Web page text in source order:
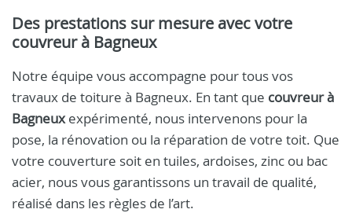
Des prestations sur mesure avec votre
couvreur à Bagneux
Notre équipe vous accompagne pour tous vos
travaux de toiture à Bagneux. En tant que couvreur à
Bagneuxexpérimenté, nous intervenons pour la
pose, la rénovation ou la réparation de votre toit. Que
votre couverture soit en tuiles, ardoises, zinc ou bac
acier, nous vous garantissons un travail de qualité,
réalisé dans les règles de l’art.